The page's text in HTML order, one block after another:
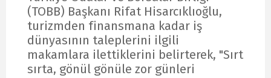
(TOBB) Başkanı Rifat Hisarcıklıoğlu,
turizmden finansmana kadar iş
dünyasının taleplerini ilgili
makamlara ilettiklerini belirterek, "Sırt
sırta, gönül gönüle zor günleri